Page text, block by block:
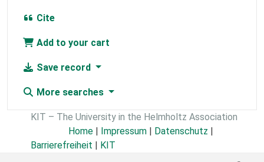
Cite
Add to your cart
Save record
More searches
KIT – The University in the Helmholtz Association
Home | Impressum | Datenschutz |
Barrierefreiheit | KIT